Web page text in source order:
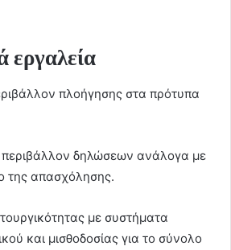
πλοήγησης στα πρότυπα
περιβάλλον δηλώσεων ανάλογα με
της απασχόλησης.
με συστήματα
και μισθοδοσίας για το σύνολο